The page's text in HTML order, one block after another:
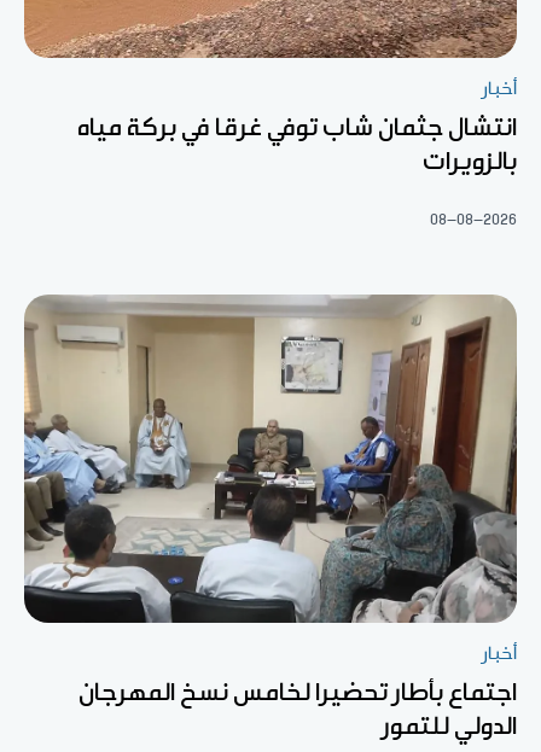
أخبار
انتشال جثمان شاب توفي غرقا في بركة مياه
بالزويرات
08-08-2026
أخبار
اجتماع بأطار تحضيرا لخامس نسخ المهرجان
الدولي للتمور